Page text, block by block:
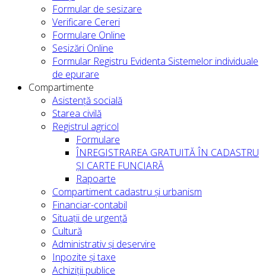
Formular de sesizare
Verificare Cereri
Formulare Online
Sesizări Online
Formular Registru Evidenta Sistemelor individuale
de epurare
Compartimente
Asistență socială
Starea civilă
Registrul agricol
Formulare
ÎNREGISTRAREA GRATUITĂ ÎN CADASTRU
ȘI CARTE FUNCIARĂ
Rapoarte
Compartiment cadastru și urbanism
Financiar-contabil
Situații de urgență
Cultură
Administrativ și deservire
Inpozite și taxe
Achiziții publice